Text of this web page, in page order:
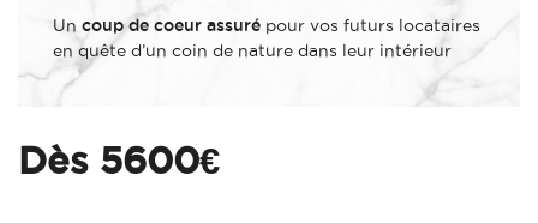
Un coup de coeur assuré pour vos futurs locataires
en quête d’un coin de nature dans leur intérieur
Dès 5600€